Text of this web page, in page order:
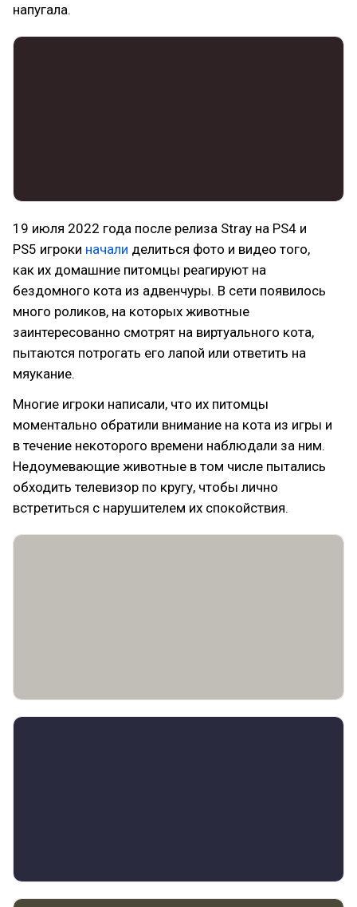
напугала.
19 июля 2022 года после релиза Stray на PS4 и
PS5 игроки начали делиться фото и видео того,
как их домашние питомцы реагируют на
бездомного кота из адвенчуры. В сети появилось
много роликов, на которых животные
заинтересованно смотрят на виртуального кота,
пытаются потрогать его лапой или ответить на
мяукание.
Многие игроки написали, что их питомцы
моментально обратили внимание на кота из игры и
в течение некоторого времени наблюдали за ним.
Недоумевающие животные в том числе пытались
обходить телевизор по кругу, чтобы лично
встретиться с нарушителем их спокойствия.